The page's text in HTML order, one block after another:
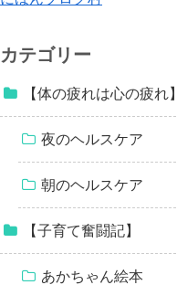
カテゴリー
【体の疲れは心の疲れ】
夜のヘルスケア
朝のヘルスケア
【子育て奮闘記】
あかちゃん絵本